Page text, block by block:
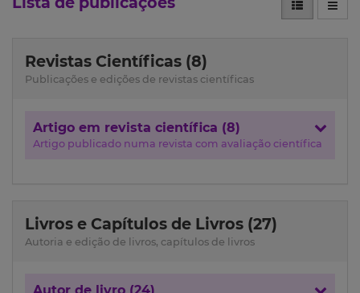
Revistas Científicas (8)
Publicações e edições de revistas científicas
Artigo em revista científica (8)
Artigo publicado numa revista com avaliação científica
Livros e Capítulos de Livros (27)
Autoria e edição de livros, capítulos de livros